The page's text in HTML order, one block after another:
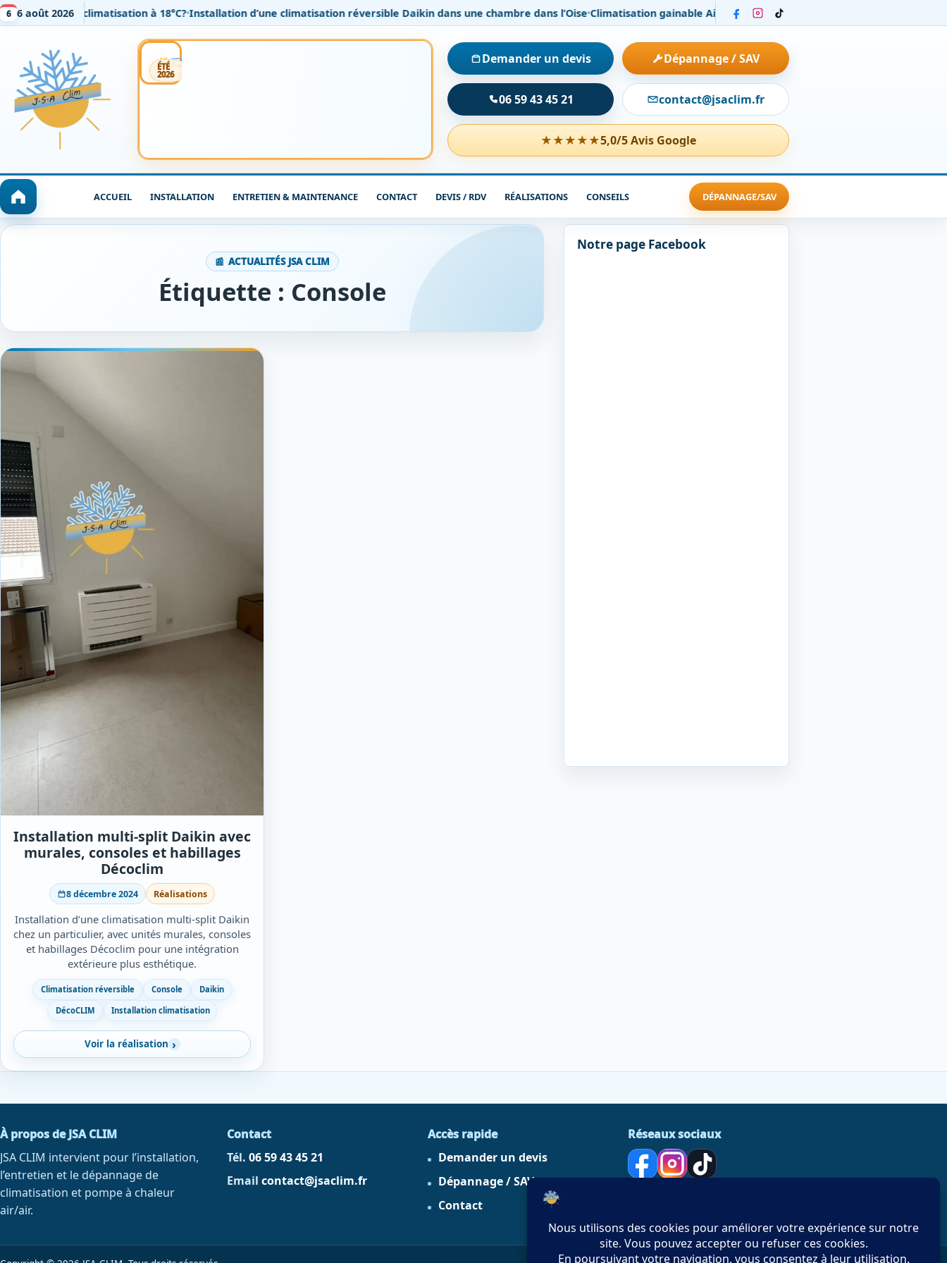
6 6 août 2026
régler sa climatisation à 18°C? Installation d’une climatisation réversible Daikin dans une chambre dans l’Oise Climatisation gainable Airzone chez un particulier : installation et confort
ÉTÉ
2026
Installation
Entretien
Dépannage / SAV
Demander un devis Dépannage / SAV
06 59 43 45 21 contact@jsaclim.fr
★★★★★5,0/5 Avis Google
ACCUEIL INSTALLATION ENTRETIEN & MAINTENANCE DÉPANNAGE/SAV
CONTACT DEVIS / RDV RÉALISATIONS CONSEILS
ACTUALITÉS JSA CLIM
Étiquette : Console
Installation multi-split Daikin avec
murales, consoles et habillages
Décoclim
8 décembre 2024 Réalisations
Installation d’une climatisation multi-split Daikin
chez un particulier, avec unités murales, consoles
et habillages Décoclim pour une intégration
extérieure plus esthétique.
Climatisation réversible Console
Daikin
DécoCLIM
Installation climatisation
Voir la réalisation
Notre page Facebook
À propos de JSA CLIM
JSA CLIM intervient pour l’installation,
l’entretien et le dépannage de
climatisation et pompe à chaleur
air/air.
Contact
Tél. 06 59 43 45 21
Email contact@jsaclim.fr
Accès rapide
Demander un devis
Dépannage / SAV
Contact
Réseaux sociaux